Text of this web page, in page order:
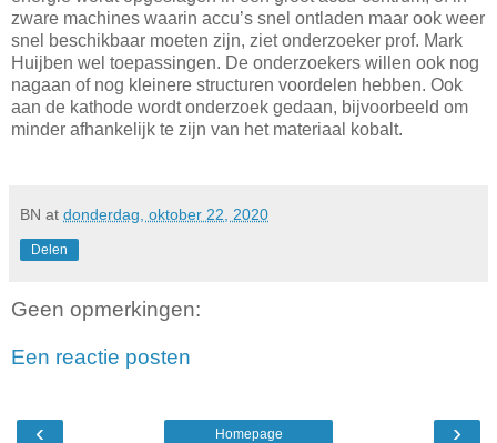
zware machines waarin accu’s snel ontladen maar ook weer
snel beschikbaar moeten zijn, ziet onderzoeker prof. Mark
Huijben wel toepassingen. De onderzoekers willen ook nog
nagaan of nog kleinere structuren voordelen hebben. Ook
aan de kathode wordt onderzoek gedaan, bijvoorbeeld om
minder afhankelijk te zijn van het materiaal kobalt.
BN at donderdag, oktober 22, 2020
Delen
Geen opmerkingen:
Een reactie posten
‹ ›
Homepage